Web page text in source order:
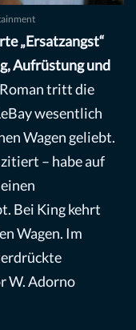
„Ersatzangst“
Aufrüstung und
tritt die
wesentlich
Wagen geliebt.
– habe auf
Bei King kehrt
Wagen. Im
W. Adorno